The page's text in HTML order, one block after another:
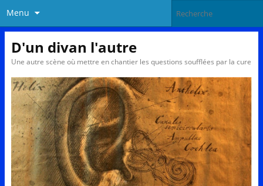
Menu
D'un divan l'autre
Une autre scène où mettre en chantier les questions soufflées par la cure